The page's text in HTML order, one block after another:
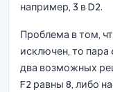
например, 3 в D2.
Проблема в том,
исключен, то
два возможных
F2 равны 8, либо